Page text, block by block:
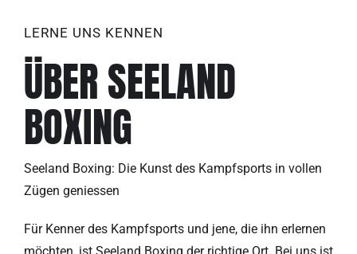
LERNE UNS KENNEN
ÜBER SEELAND
BOXING
Seeland Boxing: Die Kunst des Kampfsports in vollen
Zügen geniessen
Für Kenner des Kampfsports und jene, die ihn erlernen